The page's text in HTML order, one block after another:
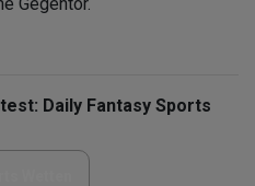
Daily Fantasy Sports